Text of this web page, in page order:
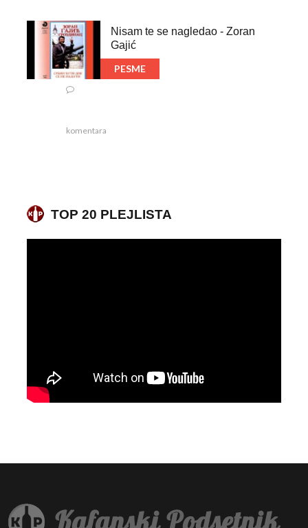
Nisam te se nagledao - Zoran
Gajić
PESME
komentara
TOP 20 PLEJLISTA